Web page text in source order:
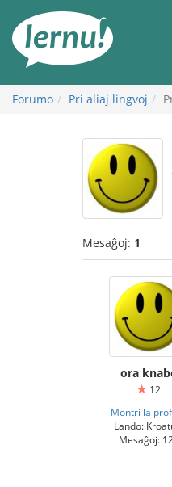
enhavo
Forumo Pri aliaj lingvoj
Mesaĝoj: 1
ora
12
Montri la
Lando:
Mesaĝoj: